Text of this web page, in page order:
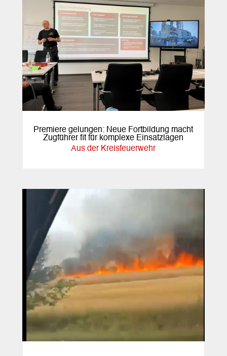
Premiere gelungen: Neue Fortbildung macht
Zugführer fit für komplexe Einsatzlagen
Aus der Kreisfeuerwehr